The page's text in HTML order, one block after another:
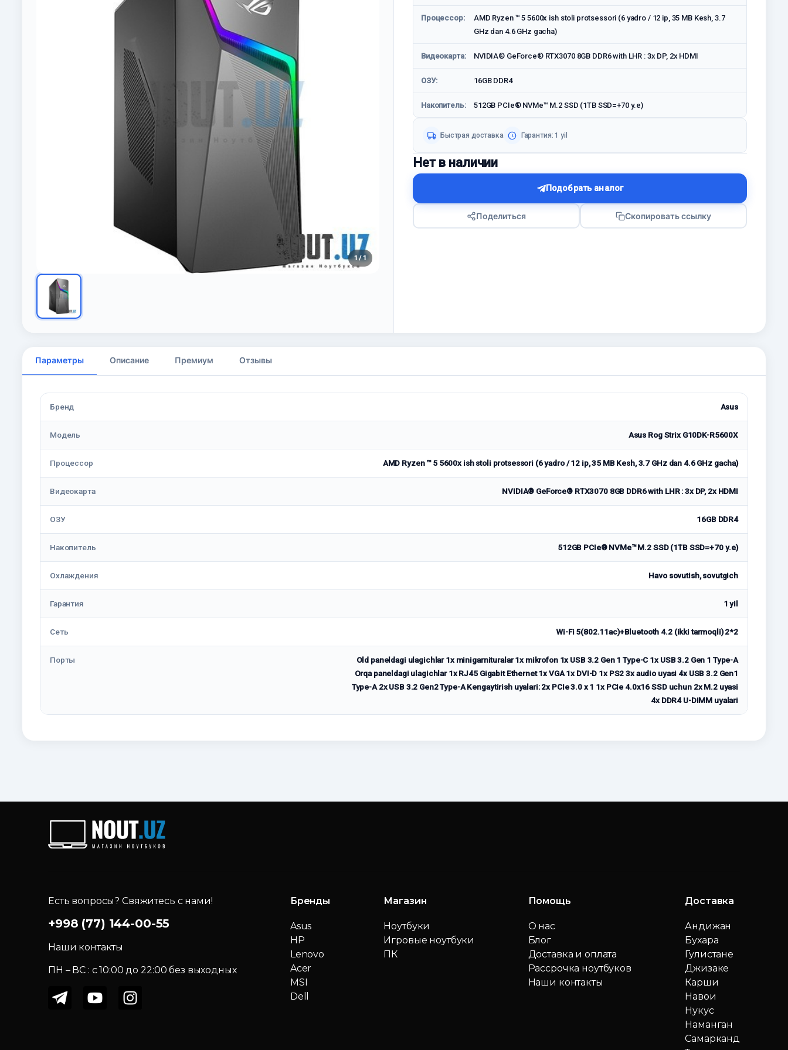
1 / 1
Процессор:
AMD Ryzen ™ 5 5600x ish stoli protsessori (6 yadro / 12 ip, 35 MB Kesh, 3.7
GHz dan 4.6 GHz gacha)
Видеокарта: NVIDIA® GeForce® RTX3070 8GB DDR6 with LHR : 3x DP, 2x HDMI
ОЗУ: 16GB DDR4
Накопитель: 512GB PCIe® NVMe™ M.2 SSD (1TB SSD=+70 у.е)
Быстрая доставка Гарантия: 1 yil
Нет в наличии
Подобрать аналог
Поделиться Скопировать ссылку
Параметры Описание Премиум Отзывы
Бренд Asus
Модель Asus Rog Strix G10DK-R5600X
Процессор AMD Ryzen ™ 5 5600x ish stoli protsessori (6 yadro / 12 ip, 35 MB Kesh, 3.7 GHz dan 4.6 GHz gacha)
Видеокарта NVIDIA® GeForce® RTX3070 8GB DDR6 with LHR : 3x DP, 2x HDMI
ОЗУ 16GB DDR4
Накопитель 512GB PCIe® NVMe™ M.2 SSD (1TB SSD=+70 у.е)
Охлаждения Havo sovutish, sovutgich
Гарантия 1 yil
Сеть Wi-Fi 5(802.11ac)+Bluetooth 4.2 (ikki tarmoqli) 2*2
Порты
Old paneldagi ulagichlar 1x minigarnituralar 1x mikrofon 1x USB 3.2 Gen 1 Type-C 1x USB 3.2 Gen 1 Type-A
Orqa paneldagi ulagichlar 1x RJ45 Gigabit Ethernet 1x VGA 1x DVI-D 1x PS2 3x audio uyasi 4x USB 3.2 Gen1
Type-A 2x USB 3.2 Gen2 Type-A Kengaytirish uyalari: 2x PCIe 3.0 x 1 1x PCIe 4.0x16 SSD uchun 2x M.2 uyasi
4x DDR4 U-DIMM uyalari
Есть вопросы? Свяжитесь с нами!
+998 (77) 144-00-55
Наши контакты
ПН – ВС : c 10:00 до 22:00 без выходных
Бренды
Asus
HP
Lenovo
Acer
MSI
Dell
Магазин
Ноутбуки
Игровые ноутбуки
ПК
Помощь
О нас
Блог
Доставка и оплата
Рассрочка ноутбуков
Наши контакты
Доставка
Андижан
Бухара
Гулистане
Джизаке
Карши
Навои
Нукус
Наманган
Самарканд